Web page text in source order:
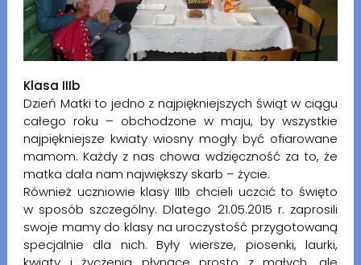
Klasa IIIb
Dzień Matki to jedno z najpiękniejszych świąt w ciągu
całego roku – obchodzone w maju, by wszystkie
najpiękniejsze kwiaty wiosny mogły być ofiarowane
mamom. Każdy z nas chowa wdzięczność za to, że
matka dała nam największy skarb – życie.
Również uczniowie klasy IIIb chcieli uczcić to święto
w sposób szczególny. Dlatego 21.05.2015 r. zaprosili
swoje mamy do klasy na uroczystość przygotowaną
specjalnie dla nich. Były wiersze, piosenki, laurki,